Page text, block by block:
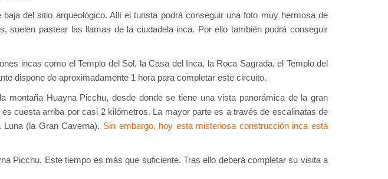
del sitio arqueológico. Allí el turista podrá conseguir una foto muy hermosa de
pastear las llamas de la ciudadela inca. Por ello también podrá conseguir
incas como el Templo del Sol, la Casa del Inca, la Roca Sagrada, el Templo del
dispone de aproximadamente 1 hora para completar este circuito.
Huayna Picchu, desde donde se tiene una vista panorámica de la gran
cuesta arriba por casi 2 kilómetros. La mayor parte es a través de escalinatas de
(la Gran Caverna). Sin embargo, hoy esta misteriosa construcción inca está
Picchu. Este tiempo es más que suficiente. Tras ello deberá completar su visita a